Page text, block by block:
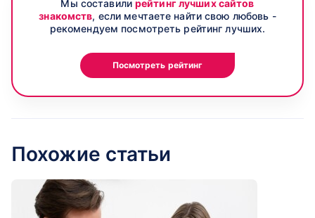
Мы составилирейтинг лучших сайтов
знакомств, если мечтаете найти свою любовь -
рекомендуем посмотреть рейтинг лучших.
Посмотреть рейтинг
Похожие статьи